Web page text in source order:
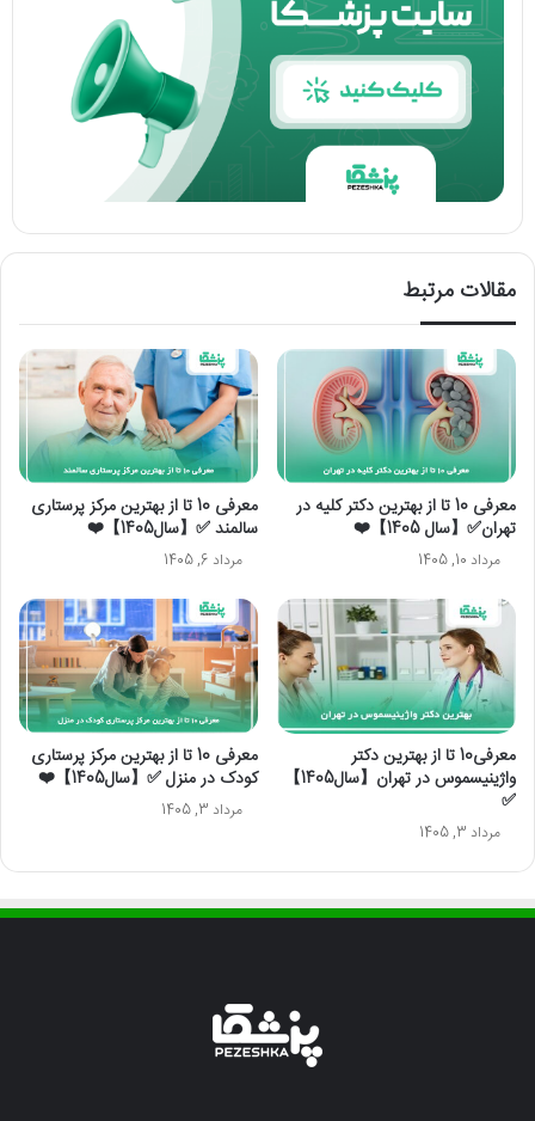
مقالات مرتبط
معرفی 10 تا از بهترین دکتر کلیه در
تهران✅【سال 1405】❤️
مرداد 10, 1405
معرفی 10 تا از بهترین مرکز پرستاری
سالمند ✅【سال1405】❤️
مرداد 6, 1405
معرفی10 تا از بهترین دکتر
واژینیسموس در تهران【سال1405】
✅
مرداد 3, 1405
معرفی 10 تا از بهترین مرکز پرستاری
کودک در منزل ✅【سال1405】❤️
مرداد 3, 1405